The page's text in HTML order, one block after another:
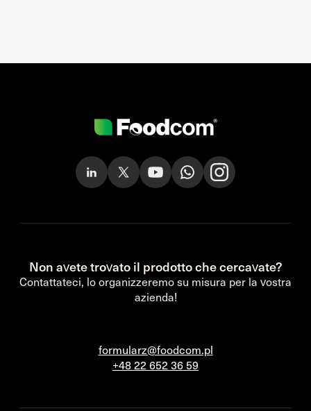
Non avete trovato il prodotto che cercavate?
Contattateci, lo organizzeremo su misura per la vostra
azienda!
formularz@foodcom.pl
+48 22 652 36 59